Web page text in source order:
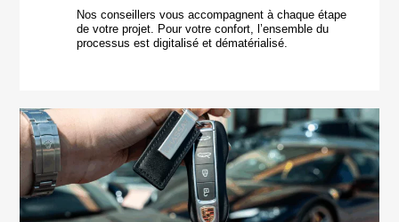
Nos conseillers vous accompagnent à chaque étape
de votre projet. Pour votre confort, l’ensemble du
processus est digitalisé et dématérialisé.